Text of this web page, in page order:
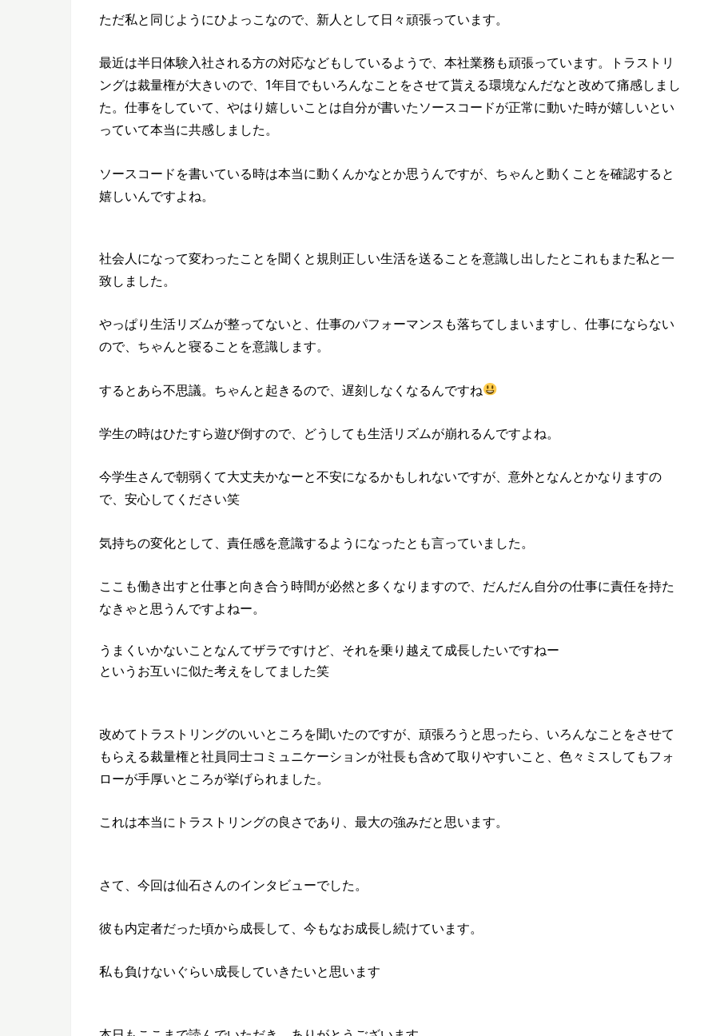
ただ私と同じようにひよっこなので、新人として日々頑張っています。
最近は半日体験入社される方の対応などもしているようで、本社業務も頑張っています。
トラストリ
ングは裁量権が大きいので、1年目でもいろんなことをさせて貰える環境なんだなと改めて痛感しまし
た。 仕事をしていて、やはり嬉しいことは自分が書いたソースコードが正常に動いた時が嬉しいとい
っていて本当に共感しました。
ソースコードを書いている時は本当に動くんかなとか思うんですが、ちゃんと動くことを確認すると
嬉しいんですよね。
社会人になって変わったことを聞くと規則正しい生活を送ることを意識し出したとこれもまた私と一
致しました。
やっぱり生活リズムが整ってないと、仕事のパフォーマンスも落ちてしまいますし、仕事にならない
ので、ちゃんと寝ることを意識します。
するとあら不思議。ちゃんと起きるので、遅刻しなくなるんですね
学生の時はひたすら遊び倒すので、どうしても生活リズムが崩れるんですよね。
今学生さんで朝弱くて大丈夫かなーと不安になるかもしれないですが、意外となんとかなりますの
で、安心してください笑
気持ちの変化として、責任感を意識するようになったとも言っていました。
ここも働き出すと仕事と向き合う時間が必然と多くなりますので、だんだん自分の仕事に責任を持た
なきゃと思うんですよねー。
うまくいかないことなんてザラですけど、それを乗り越えて成長したいですねー
というお互いに似た考えをしてました笑
改めてトラストリングのいいところを聞いたのですが、頑張ろうと思ったら、いろんなことをさせて
もらえる裁量権と社員同士コミュニケーションが社長も含めて取りやすいこと、色々ミスしてもフォ
ローが手厚いところが挙げられました。
これは本当にトラストリングの良さであり、最大の強みだと思います。
さて、今回は仙石さんのインタビューでした。
彼も内定者だった頃から成長して、今もなお成長し続けています。
私も負けないぐらい成長していきたいと思います